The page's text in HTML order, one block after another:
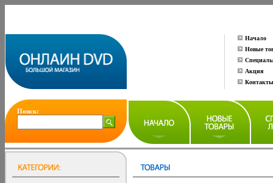
Начало
Новые
Акция
Контакты
Поиск: